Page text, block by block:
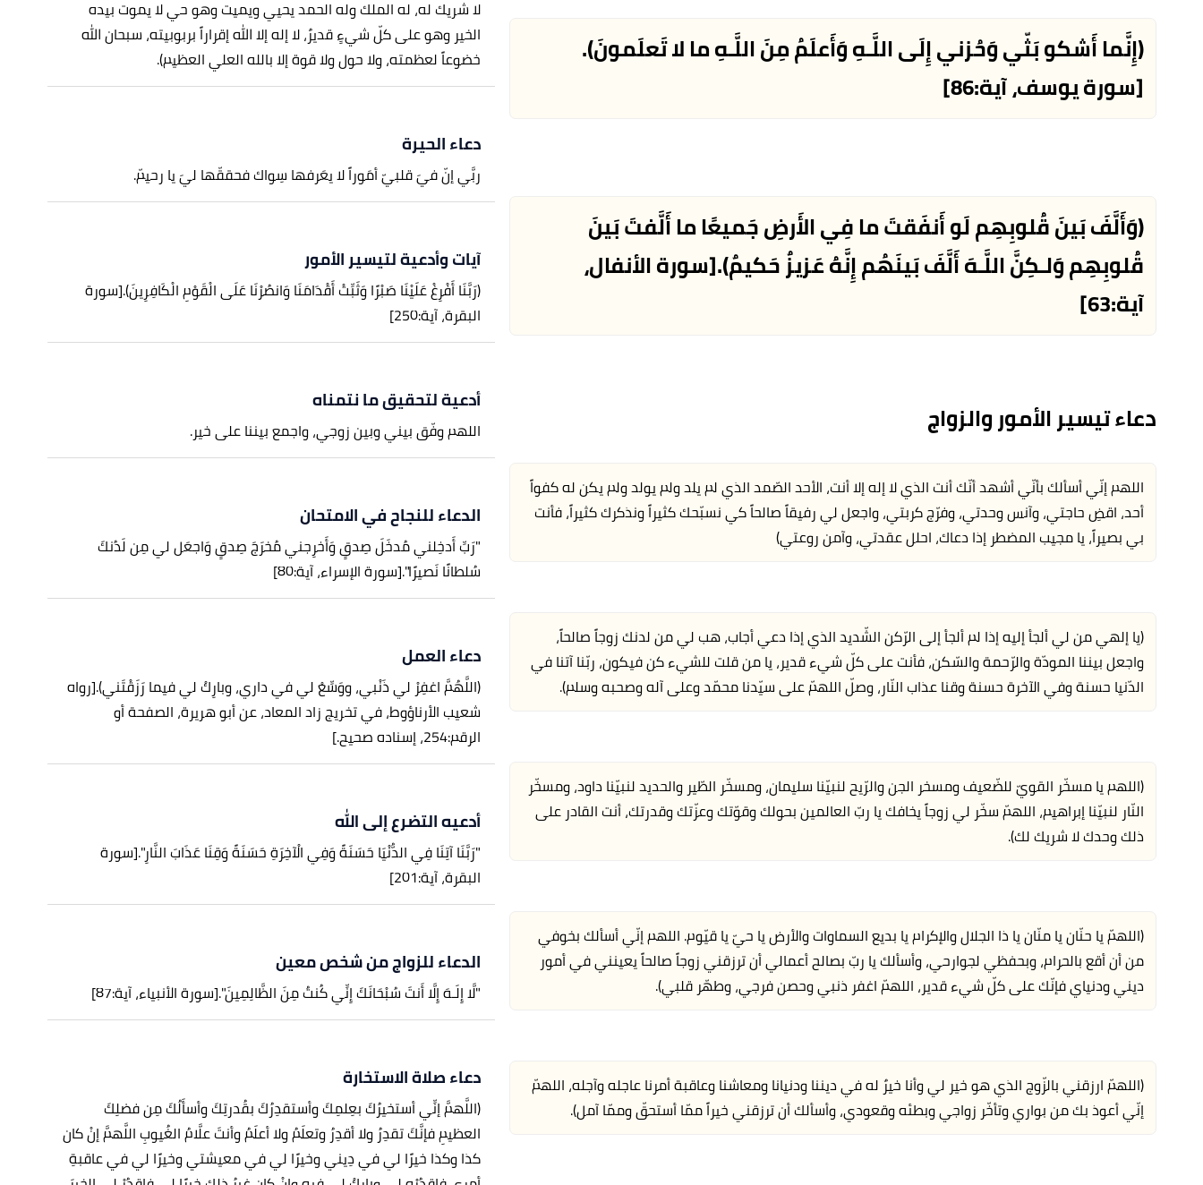
(إِنَّما أَشكو بَثّي وَحُزني إِلَى اللَّـهِ وَأَعلَمُ مِنَ اللَّـهِ ما لا تَعلَمونَ).
[سورة يوسف، آية:86]
(وَأَلَّفَ بَينَ قُلوبِهِم لَو أَنفَقتَ ما فِي الأَرضِ جَميعًا ما أَلَّفتَ بَينَ
قُلوبِهِم وَلـكِنَّ اللَّـهَ أَلَّفَ بَينَهُم إِنَّهُ عَزيزٌ حَكيمٌ).[سورة الأنفال،
آية:63]
دعاء تيسير الأمور والزواج
اللهم إنّي أسألك بأنّي أشهد أنّك أنت الذي لا إله إلا أنت، الأحد الصّمد الذي لم يلد ولم يولد ولم يكن له كفواً
أحد، اقضِ حاجتي، وآنس وحدتي، وفرّج كربتي، واجعل لي رفيقاً صالحاً كي نسبّحك كثيراً ونذكرك كثيراً، فأنت
بي بصيراً، يا مجيب المضطر إذا دعاك، احلل عقدتي، وآمن روعتي)
(يا إلهي من لي ألجأ إليه إذا لم ألجأ إلى الرّكن الشّديد الذي إذا دعي أجاب، هب لي من لدنك زوجاً صالحاً،
واجعل بيننا المودّة والرّحمة والسّكن، فأنت على كلّ شيء قدير، يا من قلت للشيء كن فيكون، ربّنا آتنا في
الدّنيا حسنة وفي الآخرة حسنة وقنا عذاب النّار، وصلّ اللهمّ على سيّدنا محمّد وعلى آله وصحبه وسلم).
(اللهم يا مسخّر القويّ للضّعيف ومسخر الجن والرّيح لنبيّنا سليمان، ومسخّر الطّير والحديد لنبيّنا داود، ومسخّر
النّار لنبيّنا إبراهيم، اللهمّ سخّر لي زوجاً يخافك يا ربّ العالمين بحولك وقوّتك وعزّتك وقدرتك، أنت القادر على
ذلك وحدك لا شريك لك).
(اللهمّ يا حنّان يا منّان يا ذا الجلال والإكرام يا بديع السماوات والأرض يا حيّ يا قيّوم. اللهم إنّي أسألك بخوفي
من أن أقع بالحرام، وبحفظي لجوارحي، وأسألك يا ربّ بصالح أعمالي أن ترزقني زوجاً صالحاً يعينني في أمور
ديني ودنياي فإنّك على كلّ شيء قدير، اللهمّ اغفر ذنبي وحصن فرجي، وطهّر قلبي).
(اللهمّ ارزقني بالزّوج الذي هو خير لي وأنا خيرٌ له في ديننا ودنيانا ومعاشنا وعاقبة أمرنا عاجله وآجله، اللهمّ
إنّي أعوذ بك من بواري وتأخّر زواجي وبطئه وقعودي، وأسألك أن ترزقني خيراً ممّا أستحقّ وممّا آمل).
لا شريك له، له الملك وله الحمد يحيي ويميت وهو حي لا يموت بيده
الخير وهو على كلّ شيءٍ قديرٌ، لا إله إلا الله إقراراً بربوبيته، سبحان الله
خضوعاً لعظمته، ولا حول ولا قوة إلا بالله العلي العظيم).
دعاء الحيرة
ربَّي إنّ فيَ قلبيّ أمَوراً لا يعَرفها سِواك فحققّها ليَ يا رحيمّ.
آيات وأدعية لتيسير الأمور
(رَبَّنَا أَفْرِغْ عَلَيْنَا صَبْرًا وَثَبِّتْ أَقْدَامَنَا وَانصُرْنَا عَلَى الْقَوْمِ الْكَافِرِينَ).[سورة
البقرة، آية:250]
أدعية لتحقيق ما نتمناه
اللهم وفّق بيني وبين زوجي، واجمع بيننا على خير.
الدعاء للنجاح في الامتحان
"رَبِّ أَدخِلني مُدخَلَ صِدقٍ وَأَخرِجني مُخرَجَ صِدقٍ وَاجعَل لي مِن لَدُنكَ
سُلطانًا نَصيرًا".[سورة الإسراء، آية:80]
دعاء العمل
(اللَّهُمَّ اغفِرْ لي ذَنْبي، ووَسِّعْ لي في داري، وبارِكْ لي فيما رَزَقْتَني).[رواه
شعيب الأرناؤوط، في تخريج زاد المعاد، عن أبو هريرة، الصفحة أو
الرقم:254، إسناده صحيح.]
أدعيه التضرع إلى الله
"رَبَّنَا آتِنَا فِي الدُّنْيَا حَسَنَةً وَفِي الْآخِرَةِ حَسَنَةً وَقِنَا عَذَابَ النَّارِ".[سورة
البقرة، آية:201]
الدعاء للزواج من شخص معين
"لَّا إِلَـهَ إِلَّا أَنتَ سُبْحَانَكَ إِنِّي كُنتُ مِنَ الظَّالِمِينَ".[سورة الأنبياء، آية:87]
دعاء صلاة الاستخارة
(اللَّهمَّإنِّي أستخيرُكَ بعِلمِكَ وأستقدِرُكَ بقُدرتِكَ وأسأَلُكَ مِن فضلِكَ
العظيمِ فإنَّكَ تقدِرُ ولا أقدِرُ وتعلَمُ ولا أعلَمُ وأنتَ علَّامُ الغُيوبِ اللَّهمَّ إنْ كان
كذا وكذا خيرًا لي في دِيني وخيرًا لي في معيشتي وخيرًا لي في عاقبةِ